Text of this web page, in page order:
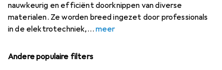
nauwkeurig en efficiënt doorknippen van diverse
materialen. Ze worden breed ingezet door professionals
in de elektrotechniek,
meer
Andere populaire filters